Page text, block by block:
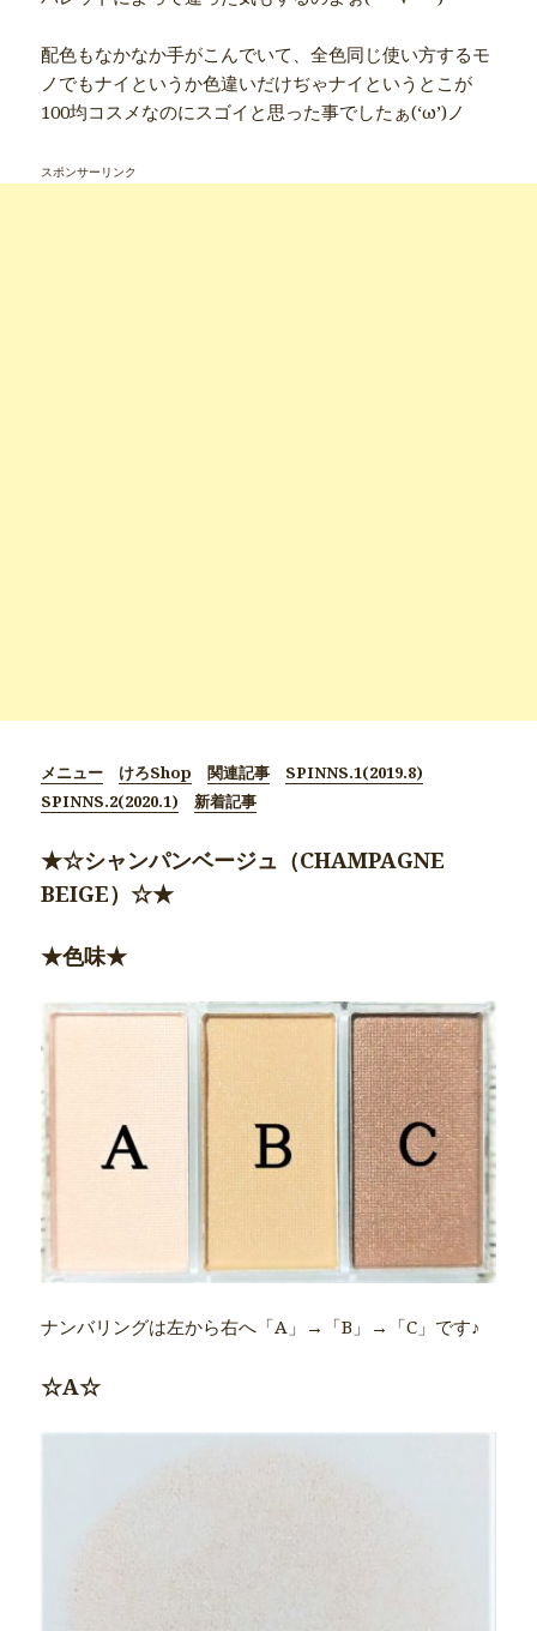
配色もなかなか手がこんでいて、全色同じ使い方するモ
ノでもナイというか色違いだけぢゃナイというとこが
100均コスメなのにスゴイと思った事でしたぁ(‘ω’)ノ
スポンサーリンク
メニュー けろShop 関連記事
SPINNS.1(2019.8)
SPINNS.2(2020.1)
新着記事
★☆シャンパンベージュ（CHAMPAGNE
BEIGE）☆★
★色味★
ナンバリングは左から右へ「A」→「B」→「C」です♪
☆A☆